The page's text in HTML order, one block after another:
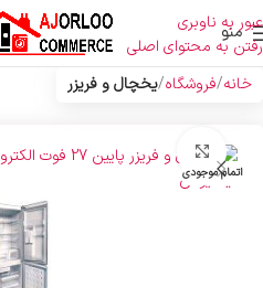
عبور به ناوبری
رفتن به محتوای اصلی
منو
خانه فروشگاه یخچال و فریزر
اتمام موجودی
بزرگنمایی تصویر